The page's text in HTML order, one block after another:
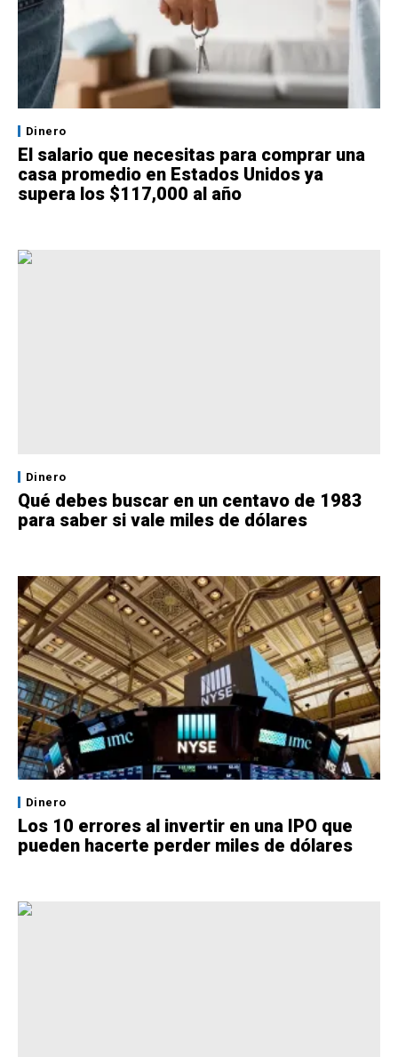
Dinero
El salario que necesitas para comprar una
casa promedio en Estados Unidos ya
supera los $117,000 al año
Dinero
Qué debes buscar en un centavo de 1983
para saber si vale miles de dólares
Dinero
Los 10 errores al invertir en una IPO que
pueden hacerte perder miles de dólares